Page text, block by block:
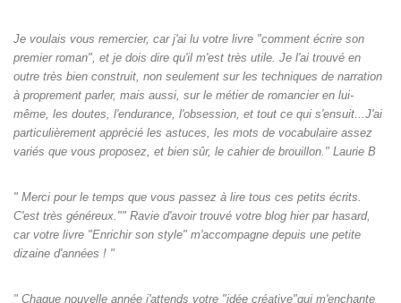
Je voulais vous remercier, car j'ai lu votre livre "comment écrire son
premier roman", et je dois dire qu'il m'est très utile. Je l'ai trouvé en
outre très bien construit, non seulement sur les techniques de narration
à proprement parler, mais aussi, sur le métier de romancier en lui-
même, les doutes, l'endurance, l'obsession, et tout ce qui s'ensuit...J'ai
particulièrement apprécié les astuces, les mots de vocabulaire assez
variés que vous proposez, et bien sûr, le cahier de brouillon." Laurie B
" Merci pour le temps que vous passez à lire tous ces petits écrits.
C'est très généreux."" Ravie d'avoir trouvé votre blog hier par hasard,
car votre livre "Enrichir son style" m'accompagne depuis une petite
dizaine d'années ! "
" Chaque nouvelle année j'attends votre "idée créative"qui m'enchante